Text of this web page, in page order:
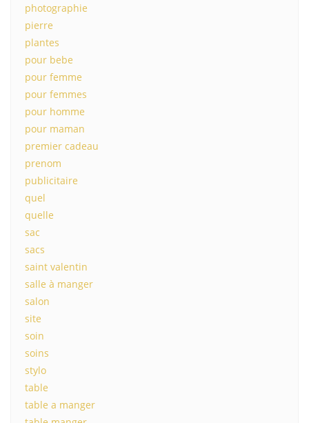
photographie
pierre
plantes
pour bebe
pour femme
pour femmes
pour homme
pour maman
premier cadeau
prenom
publicitaire
quel
quelle
sac
sacs
saint valentin
salle à manger
salon
site
soin
soins
stylo
table
table a manger